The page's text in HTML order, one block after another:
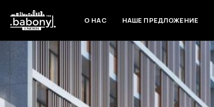
О НАС НАШЕ ПРЕДЛОЖЕНИЕ